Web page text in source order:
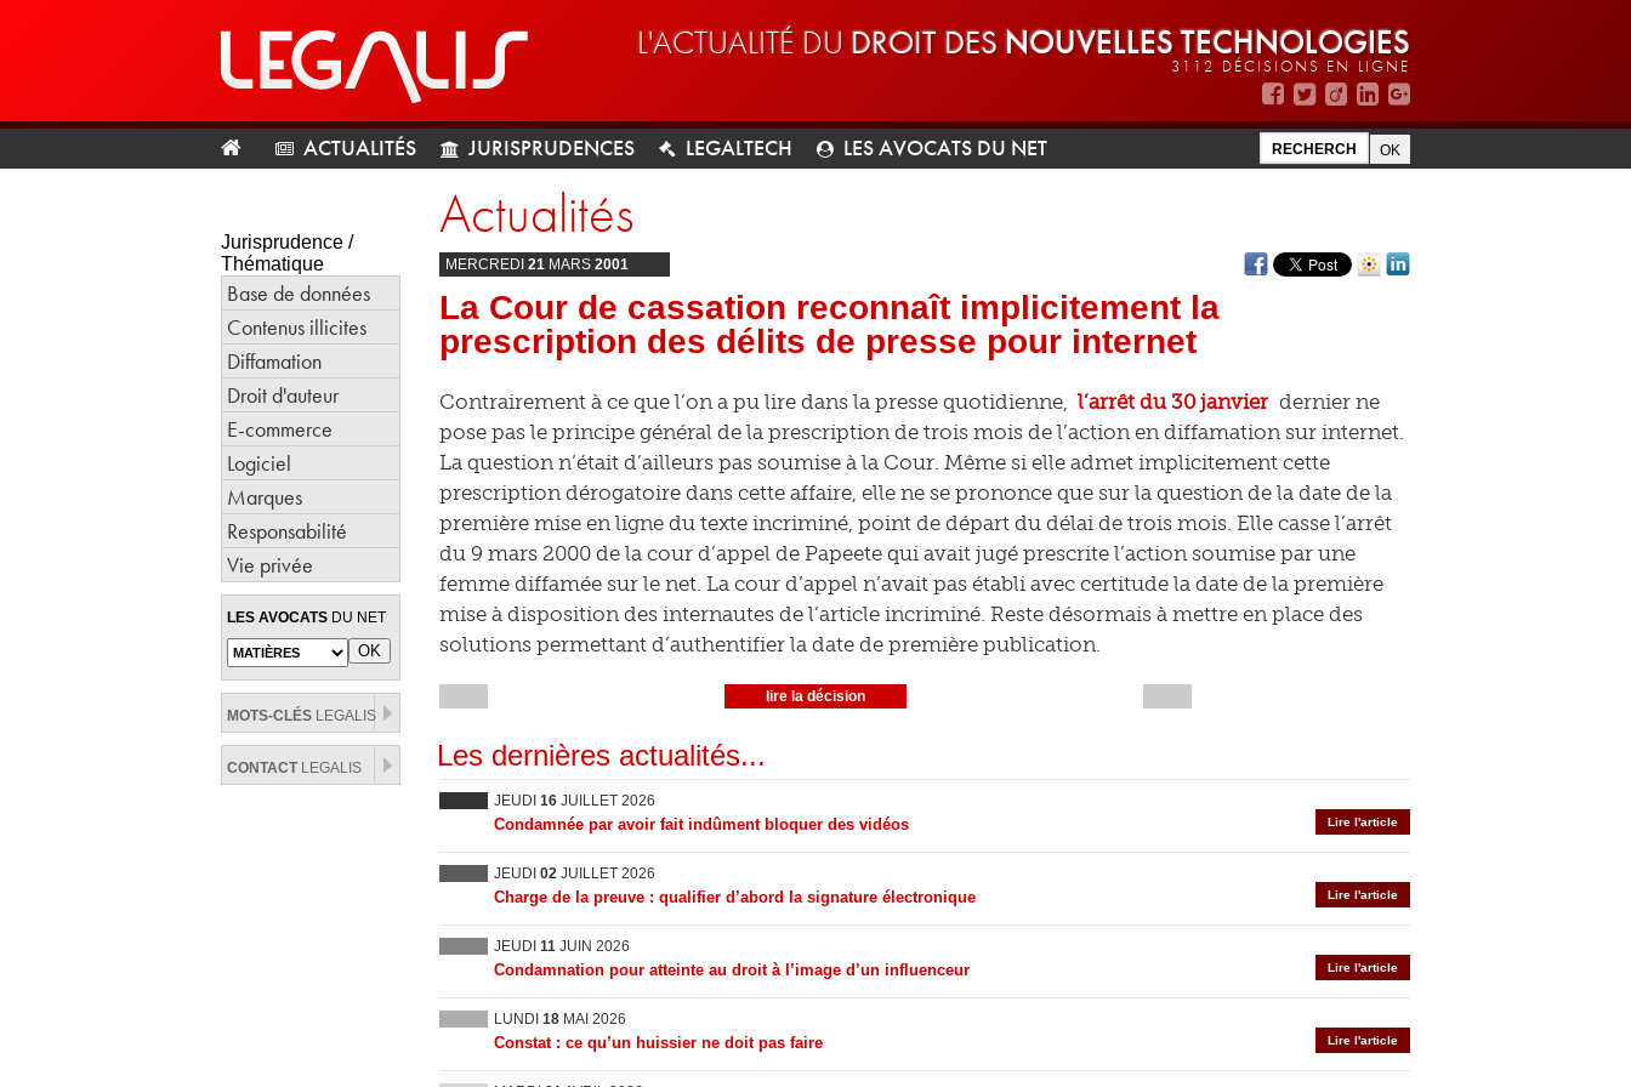
L'ACTUALITÉ DU DROIT DES NOUVELLES TECHNOLOGIES
3112 DÉCISIONS EN LIGNE
ACTUALITÉS JURISPRUDENCES LEGALTECH LES AVOCATS DU NET
Jurisprudence /
Thématique
Base de données
Contenus illicites
Diffamation
Droit d'auteur
E-commerce
Logiciel
Marques
Responsabilité
Vie privée
LES AVOCATS DU NET
MOTS-CLÉS LEGALIS
CONTACTLEGALIS
Actualités
MERCREDI 21 MARS 2001
La Cour de cassation reconnaît implicitement la
prescription des délits de presse pour internet
Contrairement à ce que l’on a pu lire dans la presse quotidienne, l’arrêt du 30 janvier dernier ne
pose pas le principe général de la prescription de trois mois de l’action en diffamation sur internet.
La question n’était d’ailleurs pas soumise à la Cour. Même si elle admet implicitement cette
prescription dérogatoire dans cette affaire, elle ne se prononce que sur la question de la date de la
première mise en ligne du texte incriminé, point de départ du délai de trois mois. Elle casse l’arrêt
du 9 mars 2000 de la cour d’appel de Papeete qui avait jugé prescrite l’action soumise par une
femme diffamée sur le net. La cour d’appel n’avait pas établi avec certitude la date de la première
mise à disposition des internautes de l’article incriminé. Reste désormais à mettre en place des
solutions permettant d’authentifier la date de première publication.
lire la décision
Les dernières actualités...
JEUDI 16 JUILLET 2026
Lire l'article
Condamnée par avoir fait indûment bloquer des vidéos
JEUDI 02 JUILLET 2026
Lire l'article
Charge de la preuve : qualifier d’abord la signature électronique
JEUDI 11 JUIN 2026
Lire l'article
Condamnation pour atteinte au droit à l’image d’un influenceur
LUNDI 18 MAI 2026
Lire l'article
Constat : ce qu’un huissier ne doit pas faire